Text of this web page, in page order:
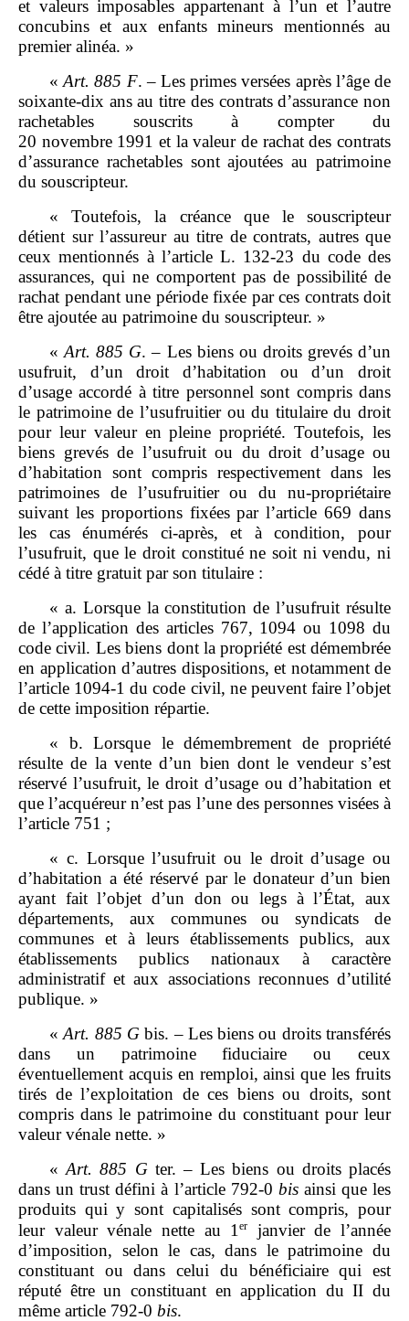
et valeurs imposables appartenant à l’un et l’autre
concubins et aux enfants mineurs mentionnés au
premier alinéa. »
«Art. 885 F. – Les primes versées après l’âge de
soixante‑dix ans au titre des contrats d’assurance non
rachetables souscrits à compter du
20 novembre 1991 et la valeur de rachat des contrats
d’assurance rachetables sont ajoutées au patrimoine
du souscripteur.
« Toutefois, la créance que le souscripteur
détient sur l’assureur au titre de contrats, autres que
ceux mentionnés à l’article L. 132‑23 du code des
assurances, qui ne comportent pas de possibilité de
rachat pendant une période fixée par ces contrats doit
être ajoutée au patrimoine du souscripteur. »
«Art. 885 G. – Les biens ou droits grevés d’un
usufruit, d’un droit d’habitation ou d’un droit
d’usage accordé à titre personnel sont compris dans
le patrimoine de l’usufruitier ou du titulaire du droit
pour leur valeur en pleine propriété. Toutefois, les
biens grevés de l’usufruit ou du droit d’usage ou
d’habitation sont compris respectivement dans les
patrimoines de l’usufruitier ou du nu‑propriétaire
suivant les proportions fixées par l’article 669 dans
les cas énumérés ci‑après, et à condition, pour
l’usufruit, que le droit constitué ne soit ni vendu, ni
cédé à titre gratuit par son titulaire :
« a. Lorsque la constitution de l’usufruit résulte
de l’application des articles 767, 1094 ou 1098 du
code civil. Les biens dont la propriété est démembrée
en application d’autres dispositions, et notamment de
l’article 1094‑1 du code civil, ne peuvent faire l’objet
de cette imposition répartie.
« b. Lorsque le démembrement de propriété
résulte de la vente d’un bien dont le vendeur s’est
réservé l’usufruit, le droit d’usage ou d’habitation et
que l’acquéreur n’est pas l’une des personnes visées à
l’article 751 ;
« c. Lorsque l’usufruit ou le droit d’usage ou
d’habitation a été réservé par le donateur d’un bien
ayant fait l’objet d’un don ou legs à l’État, aux
départements, aux communes ou syndicats de
communes et à leurs établissements publics, aux
établissements publics nationaux à caractère
administratif et aux associations reconnues d’utilité
publique. »
«Art. 885 Gbis. – Les biens ou droits transférés
dans un patrimoine fiduciaire ou ceux
éventuellement acquis en remploi, ainsi que les fruits
tirés de l’exploitation de ces biens ou droits, sont
compris dans le patrimoine du constituant pour leur
valeur vénale nette. »
«Art. 885 Gter. – Les biens ou droits placés
dans un trust défini à l’article 792‑0 bisainsi que les
produits qui y sont capitalisés sont compris, pour
leur valeur vénale nette au 1er
janvier de l’année
d’imposition, selon le cas, dans le patrimoine du
constituant ou dans celui du bénéficiaire qui est
réputé être un constituant en application du II du
même article 792‑0 bis.